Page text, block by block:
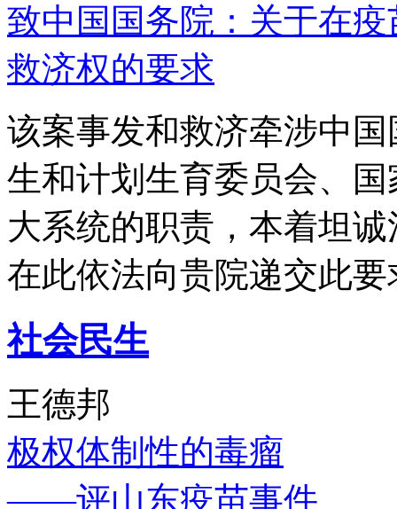
致中国国务院：关于在
救济权的要求
该案事发和救济牵涉中
生和计划生育委员会、
大系统的职责，本着坦
在此依法向贵院递交此要
社会民生
王德邦
极权体制性的毒瘤
——评山东疫苗事件